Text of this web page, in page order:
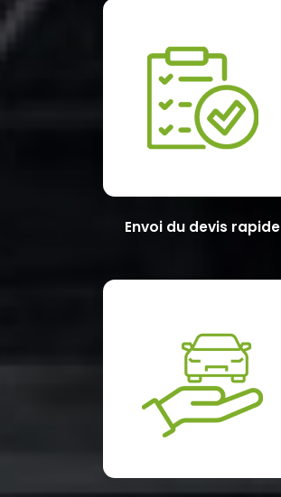
Envoi du devis rapide